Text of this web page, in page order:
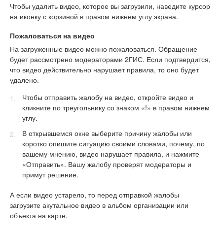
Чтобы удалить видео, которое вы загрузили, наведите курсор
на иконку с корзиной в правом нижнем углу экрана.
Пожаловаться на видео
На загруженные видео можно пожаловаться. Обращение
будет рассмотрено модераторами 2ГИС. Если подтвердится,
что видео действительно нарушает правила, то оно будет
удалено.
Чтобы отправить жалобу на видео, откройте видео и
кликните по треугольнику со знаком «!» в правом нижнем
углу.
В открывшемся окне выберите причину жалобы или
коротко опишите ситуацию своими словами, почему, по
вашему мнению, видео нарушает правила, и нажмите
«Отправить». Вашу жалобу проверят модераторы и
примут решение.
А если видео устарело, то перед отправкой жалобы
загрузите акутальное видео в альбом организации или
объекта на карте.